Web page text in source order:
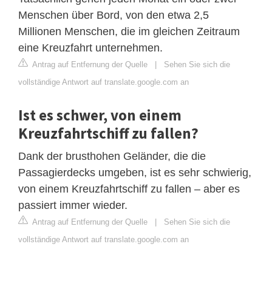
Menschen über Bord, von den etwa 2,5
Millionen Menschen, die im gleichen Zeitraum
eine Kreuzfahrt unternehmen.
Antrag auf Entfernung der Quelle | Sehen Sie sich die
vollständige Antwort auf translate.google.com an
Ist es schwer, von einem
Kreuzfahrtschiff zu fallen?
Dank der brusthohen Geländer, die die
Passagierdecks umgeben, ist es sehr schwierig,
von einem Kreuzfahrtschiff zu fallen – aber es
passiert immer wieder.
Antrag auf Entfernung der Quelle | Sehen Sie sich die
vollständige Antwort auf translate.google.com an